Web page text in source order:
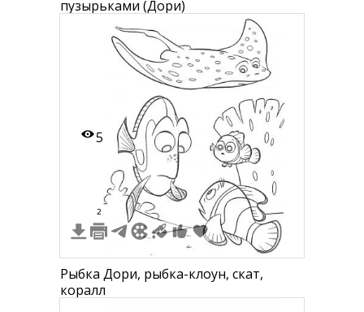
пузырьками (Дори)
5
2
Рыбка Дори, рыбка-клоун, скат,
коралл